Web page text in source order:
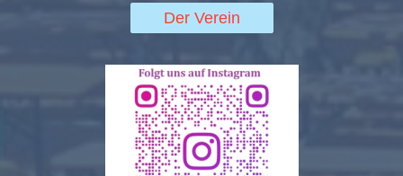
Der Verein